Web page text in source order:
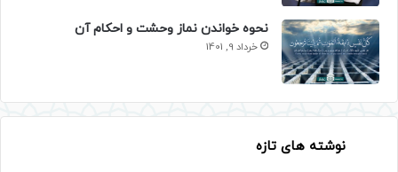
نحوه خواندن نماز وحشت و احکام آن
خرداد 9, 1401
نوشته های تازه